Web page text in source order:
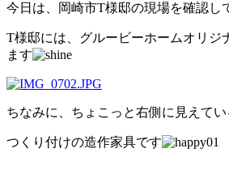
今日は、岡崎市T様邸の現場を確認し
T様邸には、グルービーホームオリジ
ます
ちなみに、ちょこっと右側に見えてい
つくり付けの造作家具です